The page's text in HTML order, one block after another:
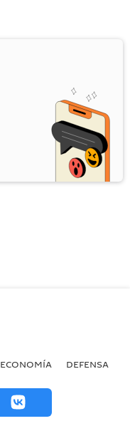
ECONOMÍA DEFENSA